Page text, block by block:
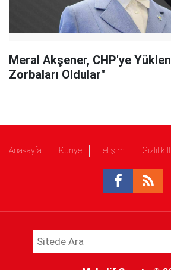
Meral Akşener, CHP'ye
Zorbaları Oldular"
Anasayfa Künye İletişim Gizlilik